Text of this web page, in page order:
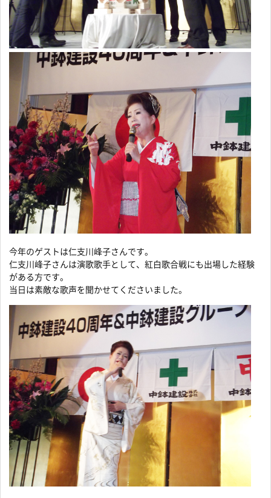
今年のゲストは仁支川峰子さんです。
仁支川峰子さんは演歌歌手として、紅白歌合戦にも出場した経験
がある方です。
当日は素敵な歌声を聞かせてくださいました。